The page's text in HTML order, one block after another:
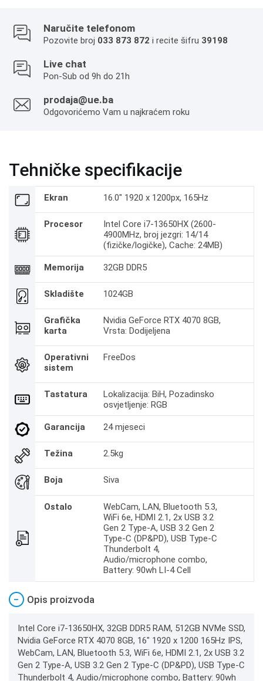
Naručite telefonom
Pozovite broj 033 873 872 i recite šifru 39198
Live chat
Pon-Sub od 9h do 21h
prodaja@ue.ba
Odgovorićemo Vam u najkraćem roku
Tehničke specifikacije
Ekran 16.0" 1920 x 1200px, 165Hz
Procesor
Intel Core i7-13650HX (2600-
4900MHz, broj jezgri: 14/14
(fizičke/logičke), Cache: 24MB)
Memorija 32GB DDR5
Skladište 1024GB
Grafička
karta
Nvidia GeForce RTX 4070 8GB,
Vrsta: Dodijeljena
Operativni
sistem
FreeDos
Tastatura
Lokalizacija: BiH, Pozadinsko
osvjetljenje: RGB
Garancija 24 mjeseci
Težina 2.5kg
Boja Siva
Ostalo
WebCam, LAN, Bluetooth 5.3,
WiFi 6e, HDMI 2.1, 2x USB 3.2
Gen 2 Type-A, USB 3.2 Gen 2
Type-C (DP&PD), USB Type-C
Thunderbolt 4,
Audio/microphone combo,
Battery: 90wh LI-4 Cell
− Opis proizvoda
Intel Core i7-13650HX, 32GB DDR5 RAM, 512GB NVMe SSD,
Nvidia GeForce RTX 4070 8GB, 16" 1920 x 1200 165Hz IPS,
WebCam, LAN, Bluetooth 5.3, WiFi 6e, HDMI 2.1, 2x USB 3.2
Gen 2 Type-A, USB 3.2 Gen 2 Type-C (DP&PD), USB Type-C
Thunderbolt 4, Audio/microphone combo, Battery: 90wh